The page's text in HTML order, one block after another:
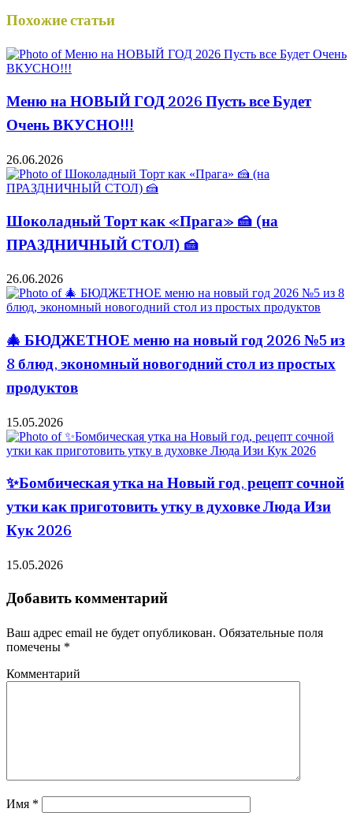
Похожие статьи
Меню на НОВЫЙ ГОД 2026 Пусть все Будет
Очень ВКУСНО!!!
26.06.2026
Шоколадный Торт как «Прага» 🍰 (на
ПРАЗДНИЧНЫЙ СТОЛ) 🍰
26.06.2026
🎄 БЮДЖЕТНОЕ меню на новый год 2026 №5 из
8 блюд, экономный новогодний стол из простых
продуктов
15.05.2026
✨Бомбическая утка на Новый год, рецепт сочной
утки как приготовить утку в духовке Люда Изи
Кук 2026
15.05.2026
Добавить комментарий
Ваш адрес email не будет опубликован. Обязательные поля
помечены *
Комментарий
Имя *